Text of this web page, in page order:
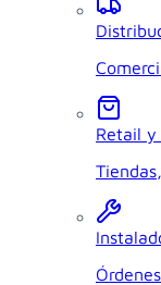
Retail y